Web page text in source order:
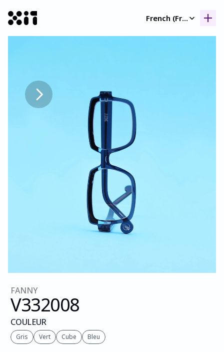
French (France)
FANNY
V332008
COULEUR
Gris Vert Cube Bleu